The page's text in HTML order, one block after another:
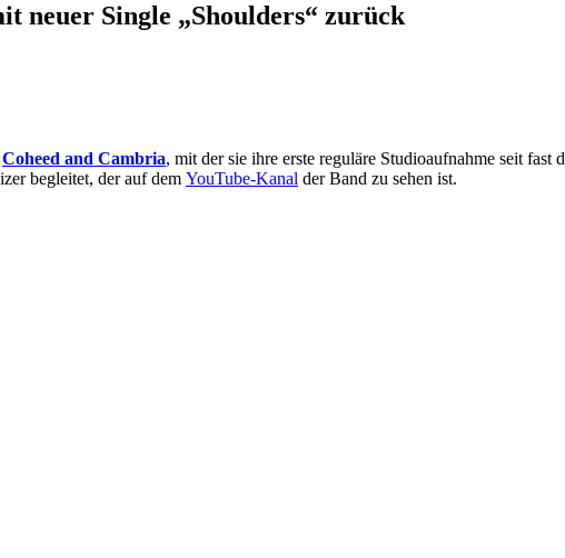
neuer Single „Shoulders“ zurück
Coheed and Cambria, mit der sie ihre erste reguläre Studioaufnahme seit fast
begleitet, der auf dem YouTube-Kanal der Band zu sehen ist.